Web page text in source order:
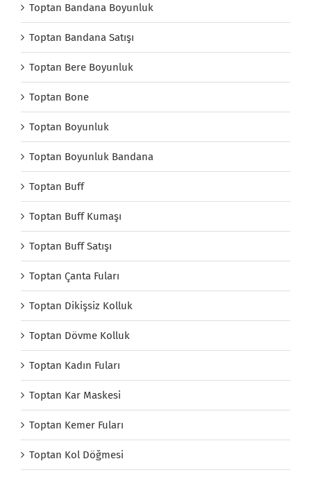
Toptan Bandana Boyunluk
Toptan Bandana Satışı
Toptan Bere Boyunluk
Toptan Bone
Toptan Boyunluk
Toptan Boyunluk Bandana
Toptan Buff
Toptan Buff Kumaşı
Toptan Buff Satışı
Toptan Çanta Fuları
Toptan Dikişsiz Kolluk
Toptan Dövme Kolluk
Toptan Kadın Fuları
Toptan Kar Maskesi
Toptan Kemer Fuları
Toptan Kol Döğmesi